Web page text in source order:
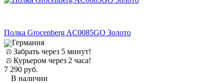
Полка Grocenberg AC0085GO Золото
Германия
Забрать через 5 минут!
Курьером через 2 часа!
7 290 руб.
В наличии